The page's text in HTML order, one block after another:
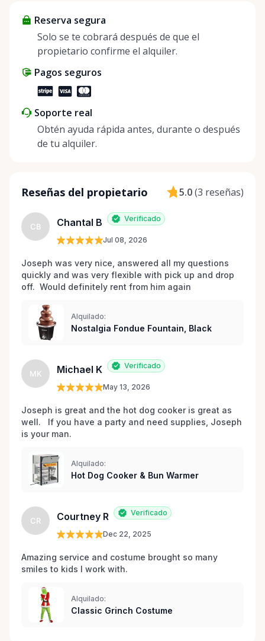
Reserva segura
Solo se te cobrará después de que el
propietario confirme el alquiler.
Pagos seguros
Soporte real
Obtén ayuda rápida antes, durante o después
de tu alquiler.
Reseñas del propietario 5.0(3 reseñas)
CB Chantal B Verificado
Jul 08, 2026
Joseph was very nice, answered all my questions
quickly and was very flexible with pick up and drop
off.  Would definitely rent from him again
Alquilado:
Nostalgia Fondue Fountain, Black
MK Michael K Verificado
May 13, 2026
Joseph is great and the hot dog cooker is great as
well.   If you have a party and need supplies, Joseph
is your man.
Alquilado:
Hot Dog Cooker & Bun Warmer
CR Courtney R Verificado
Dec 22, 2025
Amazing service and costume brought so many
smiles to kids I work with.
Alquilado:
Classic Grinch Costume